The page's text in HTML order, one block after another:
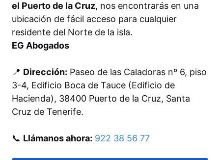
el Puerto de la Cruz, nos encontrarás en una
ubicación de fácil acceso para cualquier
residente del Norte de la isla.
EG Abogados
📍 Dirección: Paseo de las Caladoras nº 6, piso
3-4, Edificio Boca de Tauce (Edificio de
Hacienda), 38400 Puerto de la Cruz, Santa
Cruz de Tenerife.
📞 Llámanos ahora: 922 38 56 77